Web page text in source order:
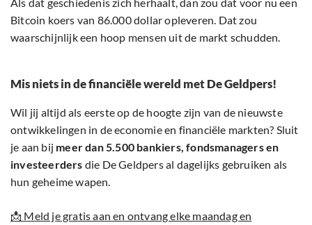
Bitcoin koers van 86.000 dollar opleveren. Dat zou
waarschijnlijk een hoop mensen uit de markt schudden.
Mis niets in de financiële wereld met De Geldpers!
Wil jij altijd als eerste op de hoogte zijn van de nieuwste
ontwikkelingen in de economie en financiële markten? Sluit
je aan bij meer dan 5.500 bankiers, fondsmanagers en
investeerders die De Geldpers al dagelijks gebruiken als
hun geheime wapen.
📩 Meld je gratis aan en ontvang elke maandag en